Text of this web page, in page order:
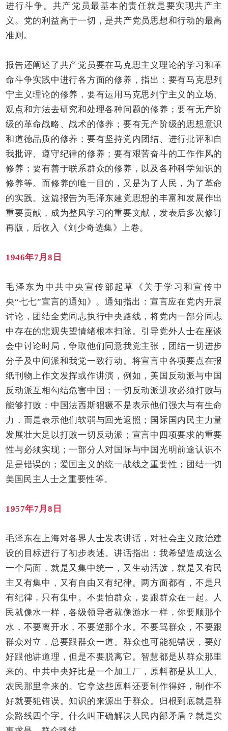
进行斗争。共产党员最基本的责任就是要实现共产主
义。党的利益高于一切，是共产党员思想和行动的最高
准则。
报告还阐述了共产党员要在马克思主义理论的学习和革
命斗争实践中进行各方面的修养，指出：要有马克思列
宁主义理论的修养，要有运用马克思列宁主义的立场、
观点和方法去研究和处理各种问题的修养；要有无产阶
级的革命战略、战术的修养；要有无产阶级的思想意识
和道德品质的修养；要有坚持党内团结、进行批评和自
我批评、遵守纪律的修养；要有艰苦奋斗的工作作风的
修养；要有善于联系群众的修养，以及各种科学知识的
修养等。而修养的唯一目的，又是为了人民，为了革命
的实践。这篇报告为毛泽东建党思想的丰富和发展作出
重要贡献，成为整风学习的重要文献，发表后多次修订
再版，后收入《刘少奇选集》上卷。
1946年7月8日
毛泽东为中共中央宣传部起草《关于学习和宣传中
央“七七”宣言的通知》。通知指出：宣言应在党内开展
讨论，团结全党同志执行中央路线，将党内一部分同志
中存在的悲观失望情绪根本扫除。引导党外人士在座谈
会中讨论时局，争取他们同意我党主张，团结一切进步
分子及中间派和我党一致行动。将宣言中各项要点在报
纸刊物上作文发挥或作讲演，例如，美国反动派与中国
反动派互相勾结危害中国；一切反动派进攻必须打败与
能够打败；中国法西斯猖獗不是表示他们强大与有生命
力，而是表示他们软弱与回光返照；国际国内民主力量
发展壮大足以打败一切反动派；宣言中四项要求的重要
性与必须实现；一部分人对国际与中国光明前途认识不
足是错误的；爱国主义的统一战线之重要性；团结一切
美国民主人士之重要性等。
1957年7月8日
毛泽东在上海对各界人士发表讲话，对社会主义政治建
设的目标进行了初步表述。讲话指出：我希望造成这么
一个局面，就是又集中统一，又生动活泼，就是又有民
主又有集中，又有自由又有纪律。两方面都有，不是只
有纪律，只有集中。不要怕群众，要跟群众在一起。人
民就像水一样，各级领导者就像游水一样，你要顺那个
水，不要离开水，不要逆那个水。不要骂群众，不要跟
群众对立，总要跟群众一道。群众也可能犯错误，要好
好跟他讲道理，但是不要脱离它。智慧都是从群众那里
来的。中共中央好比是一个加工厂，原料都是从工人、
农民那里拿来的。它拿这些原料还要制作得好，制作不
好就要犯错误。知识的来源出于群众。归根到底就是群
众路线四个字。什么叫正确解决人民内部矛盾？就是实